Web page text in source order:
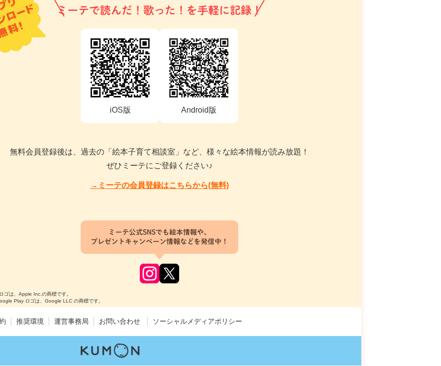
ミーテで読んだ！歌った！を手軽に記録！
iOS版 Android版
無料会員登録後は、過去の「絵本子育て相談室」など、様々な絵本情報が読み放題！
ぜひミーテにご登録ください♪
→ミーテの会員登録はこちらから(無料)
ミーテ公式SNSでも絵本情報や、
プレゼントキャンペーン情報などを発信中！
は、Apple Inc.の商標です。
Play ロゴは、Google LLC の商標です。
推奨環境 運営事務局 お問い合わせ ソーシャルメディアポリシー